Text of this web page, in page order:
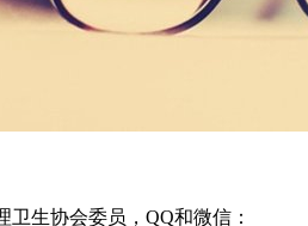
生协会委员，QQ和微信：